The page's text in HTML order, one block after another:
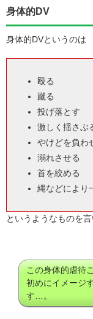
身体的DV
身体的DVというのは
殴る
蹴る
投げ落とす
激しく揺さぶ
やけどを負わ
溺れさせる
首を絞める
縄などにより
というようなものを言
この身体的虐待
初めにイメージ
す…。